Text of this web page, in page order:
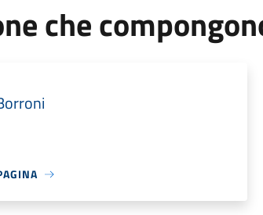
che